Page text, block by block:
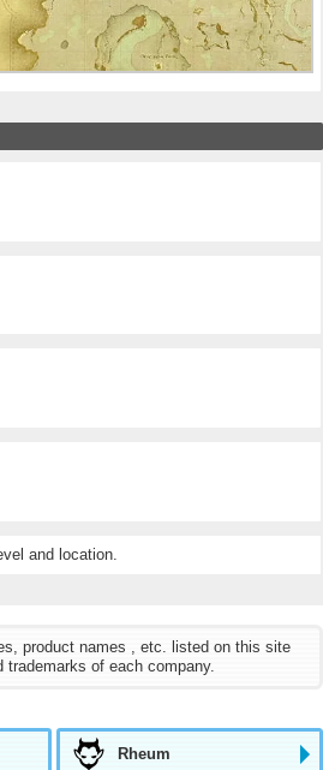
and location.
product names , etc. listed on this site
trademarks of each company.
Rheum